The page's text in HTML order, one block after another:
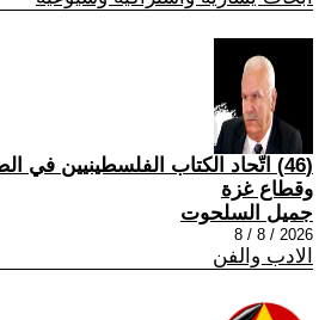
(46) اتّحاد الكتاب الفلسطينيين في
وقطاع غزة
جميل السلحوت
2026 / 8 / 8
الادب والفن